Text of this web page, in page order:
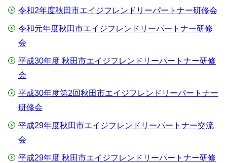
令和2年度秋田市エイジフレンドリーパートナー研修会
令和元年度秋田市エイジフレンドリーパートナー研修
会
平成30年度 秋田市エイジフレンドリーパートナー研修
会
平成30年度第2回秋田市エイジフレンドリーパートナー
研修会
平成29年度秋田市エイジフレンドリーパートナー交流
会
平成29年度 秋田市エイジフレンドリーパートナー研修